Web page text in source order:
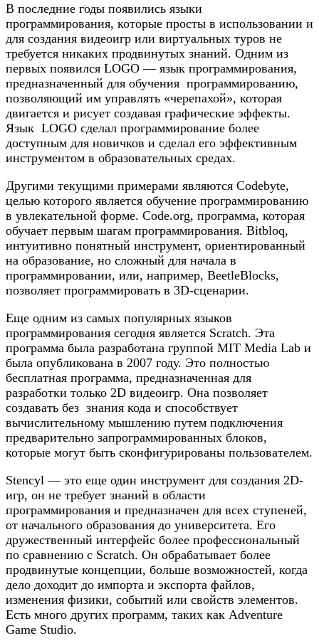
В последние годы появились языки
программирования, которые просты в использовании и
для создания видеоигр или виртуальных туров не
требуется никаких продвинутых знаний. Одним из
первых появился LOGO — язык программирования,
предназначенный для обучения программированию,
позволяющий им управлять «черепахой», которая
двигается и рисует создавая графические эффекты.
Язык LOGO сделал программирование более
доступным для новичков и сделал его эффективным
инструментом в образовательных средах.
Другими текущими примерами являются Codebyte,
целью которого является обучение программированию
в увлекательной форме. Code.org, программа, которая
обучает первым шагам программирования. Bitbloq,
интуитивно понятный инструмент, ориентированный
на образование, но сложный для начала в
программировании, или, например, BeetleBlocks,
позволяет программировать в 3D-сценарии.
Еще одним из самых популярных языков
программирования сегодня является Scratch. Эта
программа была разработана группой MIT Media Lab и
была опубликована в 2007 году. Это полностью
бесплатная программа, предназначенная для
разработки только 2D видеоигр. Она позволяет
создавать без знания кода и способствует
вычислительному мышлению путем подключения
предварительно запрограммированных блоков,
которые могут быть сконфигурированы пользователем.
Stencyl — это еще один инструмент для создания 2D-
игр, он не требует знаний в области
программирования и предназначен для всех ступеней,
от начального образования до университета. Его
дружественный интерфейс более профессиональный
по сравнению с Scratch. Он обрабатывает более
продвинутые концепции, больше возможностей, когда
дело доходит до импорта и экспорта файлов,
изменения физики, событий или свойств элементов.
Есть много других программ, таких как Adventure
Game Studio.